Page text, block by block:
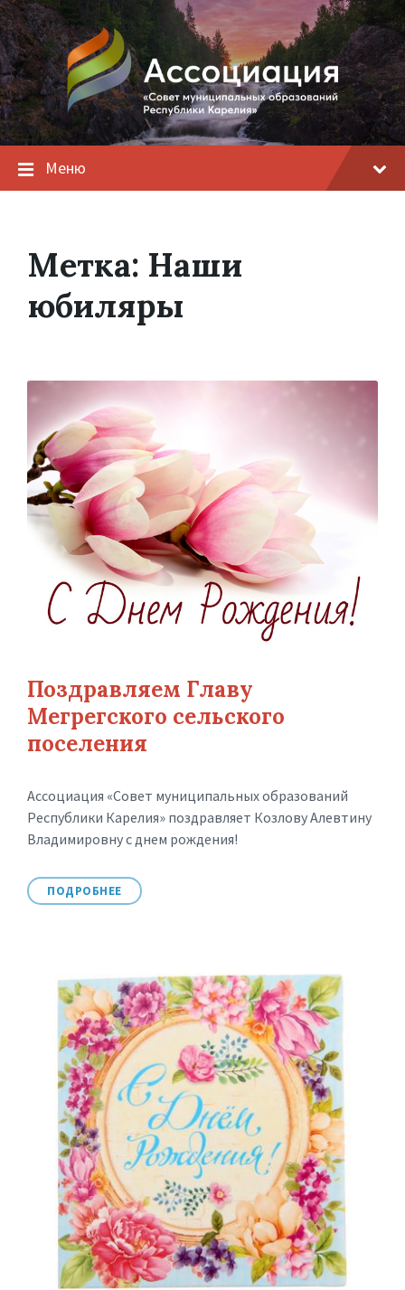
Меню
Метка: Наши
юбиляры
Поздравляем Главу
Мегрегского сельского
поселения
Ассоциация «Совет муниципальных образований
Республики Карелия» поздравляет Козлову Алевтину
Владимировну с днем рождения!
ПОДРОБНЕЕ